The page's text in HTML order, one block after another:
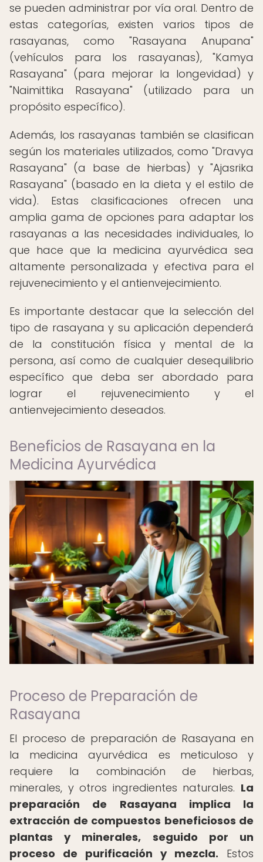
se pueden administrar por vía oral. Dentro de
estas categorías, existen varios tipos de
rasayanas, como "Rasayana Anupana"
(vehículos para los rasayanas), "Kamya
Rasayana" (para mejorar la longevidad) y
"Naimittika Rasayana" (utilizado para un
propósito específico).
Además, los rasayanas también se clasifican
según los materiales utilizados, como "Dravya
Rasayana" (a base de hierbas) y "Ajasrika
Rasayana" (basado en la dieta y el estilo de
vida). Estas clasificaciones ofrecen una
amplia gama de opciones para adaptar los
rasayanas a las necesidades individuales, lo
que hace que la medicina ayurvédica sea
altamente personalizada y efectiva para el
rejuvenecimiento y el antienvejecimiento.
Es importante destacar que la selección del
tipo de rasayana y su aplicación dependerá
de la constitución física y mental de la
persona, así como de cualquier desequilibrio
específico que deba ser abordado para
lograr el rejuvenecimiento y el
antienvejecimiento deseados.
Beneficios de Rasayana en la
Medicina Ayurvédica
Proceso de Preparación de
Rasayana
El proceso de preparación de Rasayana en
la medicina ayurvédica es meticuloso y
requiere la combinación de hierbas,
minerales, y otros ingredientes naturales. La
preparación de Rasayana implica la
extracción de compuestos beneficiosos de
plantas y minerales, seguido por un
proceso de purificación y mezcla. Estos